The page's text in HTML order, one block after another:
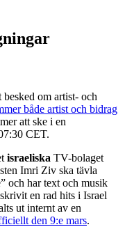
om artist- och
både artist och bidrag
att ske i en
CET.
israeliska TV-bolaget
Imri Ziv ska tävla
och har text och musik
en rad hits i Israel
ut internt av en
den 9:e mars.